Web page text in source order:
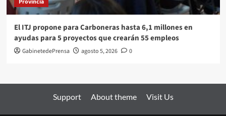
El ITJ propone para Carboneras hasta 6,1 millones en
ayudas para 5 proyectos que crearán 55 empleos
GabinetedePrensa agosto 5, 2026 0
Support About theme Visit Us